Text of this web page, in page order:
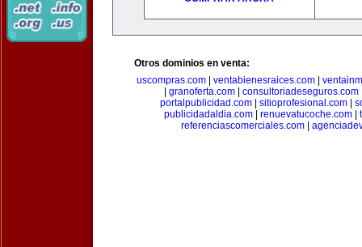
Otros dominios en venta:
uscompras.com| ventabienesraices.com|
granoferta.com| consultoriadeseguros.com
portalpublicidad.com
sitioprofesional.com
publicidadaldia.com| renuevatucoche.com|
referenciascomerciales.com